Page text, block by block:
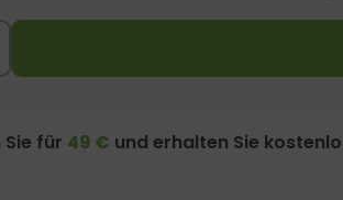
für 49 € und erhalten Sie